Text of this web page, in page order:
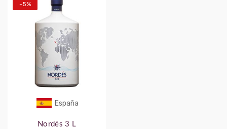
España
-5%
Nordés 3 L